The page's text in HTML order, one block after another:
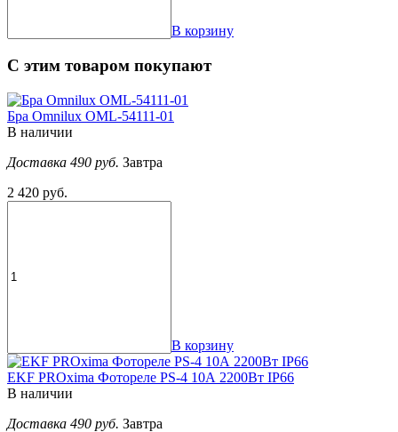
В корзину
С этим товаром покупают
Бра Omnilux OML-54111-01
В наличии
Доставка 490 руб. Завтра
2 420 руб.
В корзину
EKF PROxima Фотореле PS-4 10А 2200Вт IP66
В наличии
Доставка 490 руб. Завтра